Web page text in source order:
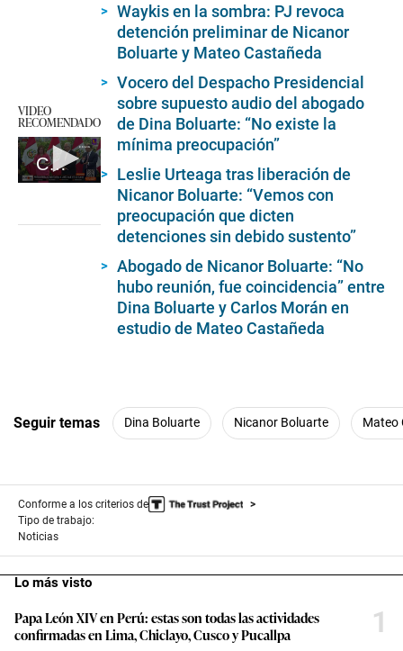
VIDEO
RECOMENDADO
Condecoración de Dina Boluarte
Waykis en la sombra: PJ revoca
detención preliminar de Nicanor
Boluarte y Mateo Castañeda
Vocero del Despacho Presidencial
sobre supuesto audio del abogado
de Dina Boluarte: “No existe la
mínima preocupación”
Leslie Urteaga tras liberación de
Nicanor Boluarte: “Vemos con
preocupación que dicten
detenciones sin debido sustento”
Abogado de Nicanor Boluarte: “No
hubo reunión, fue coincidencia” entre
Dina Boluarte y Carlos Morán en
estudio de Mateo Castañeda
Seguir temas Dina Boluarte Nicanor Boluarte Mateo
Conforme a los criterios de
Tipo de trabajo:
Noticias
Lo más visto
Papa León XIV en Perú: estas son todas las actividades
confirmadas en Lima, Chiclayo, Cusco y Pucallpa
1